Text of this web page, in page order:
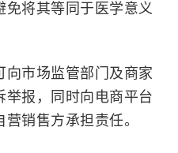
免将其等同于医学意义
向市场监管部门及商家
举报，同时向电商平台
销售方承担责任。